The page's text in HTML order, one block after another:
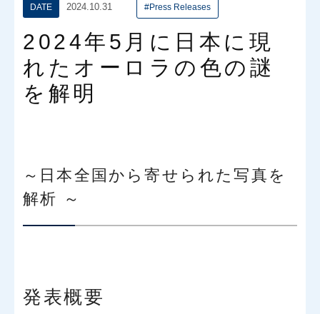
DATE 2024.10.31 #Press Releases
2024年5月に日本に現
れたオーロラの色の謎
を解明
～ 日本全国から寄せられた写真を
解析 ～
発表概要